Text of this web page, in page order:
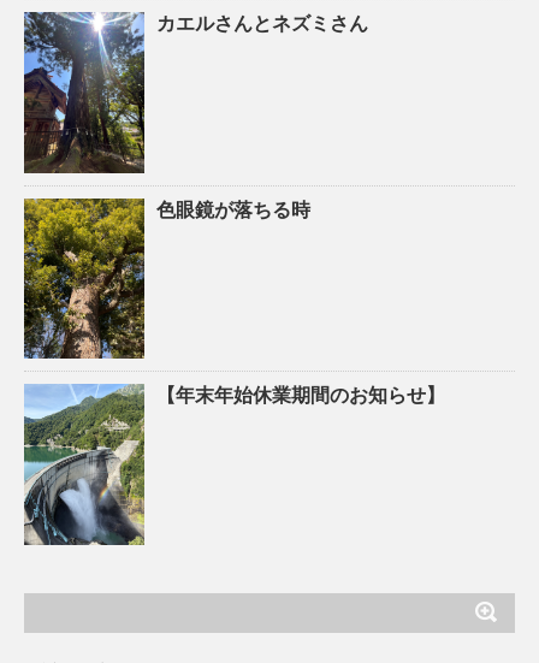
カエルさんとネズミさん
色眼鏡が落ちる時
【年末年始休業期間のお知らせ】